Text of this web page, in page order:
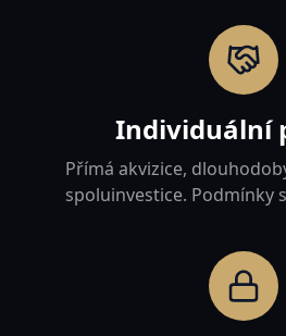
Individuální
Přímá akvizice,
spoluinvestice. Podmínky